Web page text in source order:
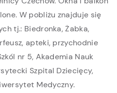
W pobliżu znajduje się
tj.: Biedronka, Żabka,
apteki, przychodnie
nr 5, Akademia Nauk
Szpital Dziecięcy,
Medyczny.